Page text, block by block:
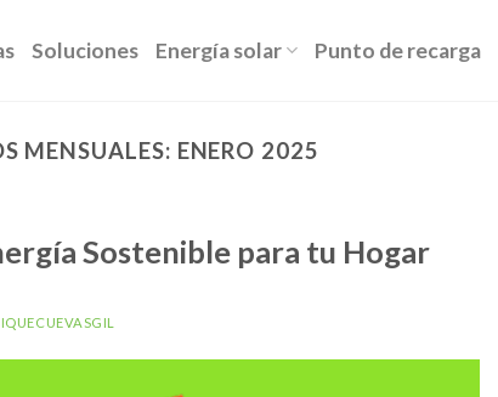
Soluciones Energía solar Punto de recarga
MENSUALES: ENERO 2025
Sostenible para tu Hogar